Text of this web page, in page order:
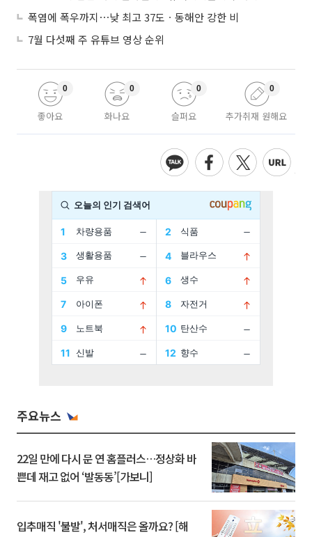
폭염에 폭우까지⋯낮 최고 37도ㆍ동해안 강한 비
7월 다섯째 주 유튜브 영상 순위
좋아요
0
화나요
0
슬퍼요
0
추가취재 원해요
0
주요뉴스
22일 만에 다시 문 연 홈플러스…정상화 바
쁜데 재고 없어 ‘발동동’[가보니]
입추매직 '불발', 처서매직은 올까요? [해